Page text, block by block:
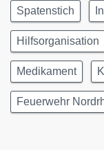
Spatenstich
Hilfsorganisation
Medikament
Feuerwehr